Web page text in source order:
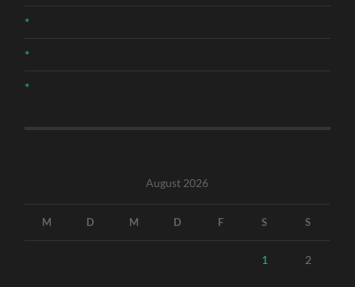
*
*
*
August 2026
M D M D F S S
1 2